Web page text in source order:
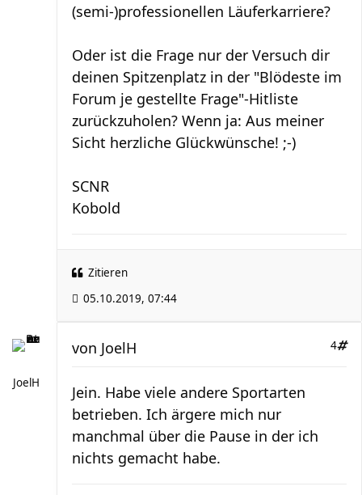
(semi-)professionellen Läuferkarriere?
Oder ist die Frage nur der Versuch dir
deinen Spitzenplatz in der "Blödeste im
Forum je gestellte Frage"-Hitliste
zurückzuholen? Wenn ja: Aus meiner
Sicht herzliche Glückwünsche! ;-)
SCNR
Kobold
Zitieren
05.10.2019, 07:44
JoelH
4
von JoelH
Jein. Habe viele andere Sportarten
betrieben. Ich ärgere mich nur
manchmal über die Pause in der ich
nichts gemacht habe.